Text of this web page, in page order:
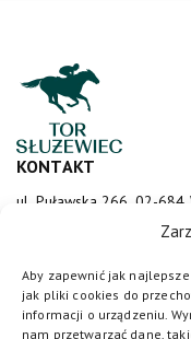
Aby zapewnić jak
jak pliki cookies do
informacji o urządzeniu.
nam przetwarzać dane,
KONTAKT
ul. Puławska 266, 02-684
sluzewiec@totalizator.pl
KONTAKT DLA
media@torsluzewiec.pl